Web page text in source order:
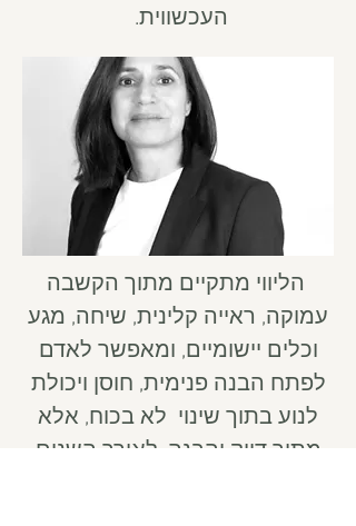
העכשווית.
הליווי מתקיים מתוך הקשבה
עמוקה, ראייה קלינית, שיחה, מגע
וכלים יישומיים, ומאפשר לאדם
לפתח הבנה פנימית, חוסן ויכולת
לנוע בתוך שינוי לא בכוח, אלא
מתוך דיוק והבנה. לאורך השנים